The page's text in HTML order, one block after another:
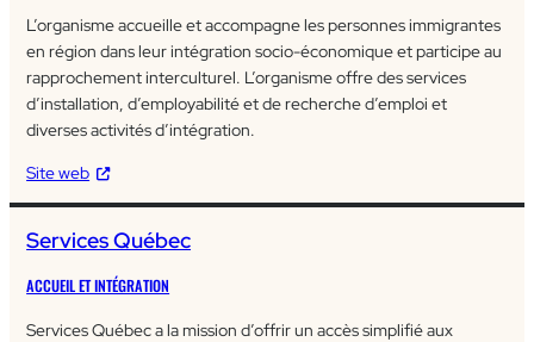
L’organisme accueille et accompagne les personnes immigrantes
en région dans leur intégration socio-économique et participe au
rapprochement interculturel. L’organisme offre des services
d’installation, d’employabilité et de recherche d’emploi et
diverses activités d’intégration.
Site web
Services Québec
ACCUEIL ET INTÉGRATION
Services Québec a la mission d’offrir un accès simplifié aux